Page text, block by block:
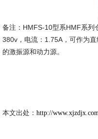
备注：HMFS-10型系HMF系列
380v，电流：1.75A，可作为直
的激振源和动力源。
本文出处： http://